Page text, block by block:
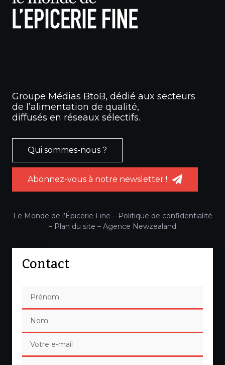
Groupe Médias BtoB, dédié aux secteurs
de l’alimentation de qualité,
diffusés en réseaux sélectifs.
Qui sommes-nous ?
Abonnez-vous à notre newsletter !
Le Monde de l’Épicerie Fine – Politique de confidentialité
– Plan du site – Agence Newzealand
Contact